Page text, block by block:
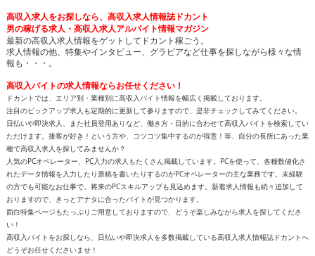
高収入求人をお探しなら、高収入求人情報誌ドカント
男の稼げる求人・高収入求人アルバイト情報マガジン
最新の高収入求人情報をゲットしてドカント稼ごう。
求人情報の他、特集やインタビュー、グラビアなど仕事を探しながら様々な情
報も・・・。
高収入バイトの求人情報ならお任せください！
ドカントでは、エリア別・業種別に高収入バイト情報を幅広く掲載しております。
注目のピックアップ求人も定期的に更新して参りますので、是非チェックしてみてください。
日払いや即決求人、また社員登用ありなど、働き方・目的に合わせて高収入バイトを検索してい
ただけます。接客が好き！という方や、コツコツ集中するのが得意！等、自分の長所にあった業
種で高収入求人を探してみませんか？
人気のPCオペレーター、PC入力の求人もたくさん掲載しています。PCを使って、各種数値化さ
れたデータ情報を入力したり原稿を書いたりするのがPCオペレーターの主な業務です。未経験
の方でも可能なお仕事で、将来のPCスキルアップも見込めます。新着求人情報も続々追加して
おりますので、きっとアナタに合ったバイトが見つかります。
面白特集ページもたっぷりご用意しておりますので、どうぞ楽しみながら求人を探してくださ
い！
高収入バイトをお探しなら、日払いや即決求人を多数掲載している高収入求人情報誌ドカントへ
どうぞお任せくださいませ！